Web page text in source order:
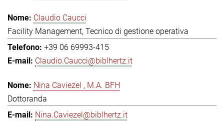
Claudio Caucci
Facility Management, Tecnico di gestione operativa
+39 06 69993-415
Claudio.Caucci@biblhertz.it
Nina Caviezel , M.A. BFH
Dottoranda
Nina.Caviezel@biblhertz.it